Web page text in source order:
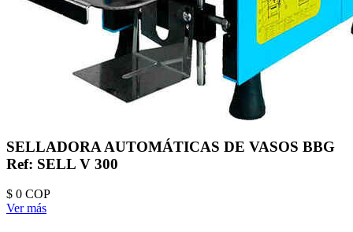
SELLADORA AUTOMÁTICAS DE VASOS BBG
Ref: SELL V 300
$ 0 COP
Ver más